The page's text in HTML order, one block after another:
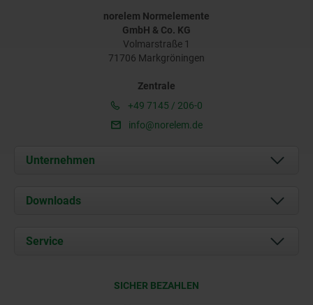
norelem Normelemente
GmbH & Co. KG
Volmarstraße 1
71706 Markgröningen
Zentrale
+49 7145 / 206-0
info@norelem.de
Unternehmen
Über uns
Karriere
Downloads
Dokumente
Service
SICHER BEZAHLEN